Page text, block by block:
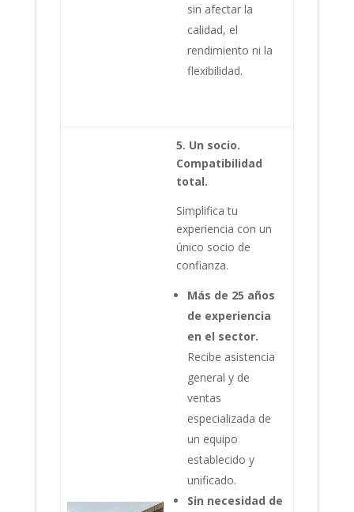
sin afectar la
calidad, el
rendimiento ni la
flexibilidad.
5. Un socio.
Compatibilidad
total.
Simplifica tu
experiencia con un
único socio de
confianza.
Más de 25 años
de experiencia
en el sector.
Recibe asistencia
general y de
ventas
especializada de
un equipo
establecido y
unificado.
Sin necesidad de